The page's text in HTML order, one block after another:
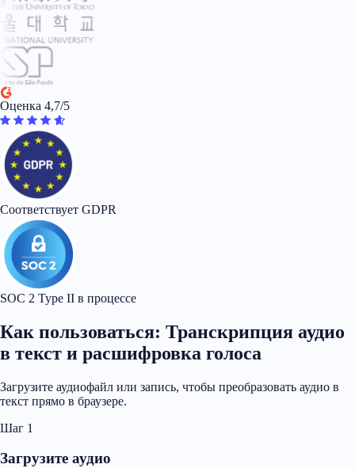
Оценка 4,7/5
Соответствует GDPR
SOC 2 Type II в процессе
Как пользоваться: Транскрипция аудио
в текст и расшифровка голоса
Загрузите аудиофайл или запись, чтобы преобразовать аудио в
текст прямо в браузере.
Шаг 1
Загрузите аудио